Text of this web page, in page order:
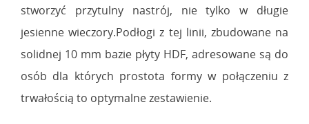
stworzyć przytulny nastrój, nie tylko w długie
jesienne wieczory.Podłogi z tej linii, zbudowane na
solidnej 10 mm bazie płyty HDF, adresowane są do
osób dla których prostota formy w połączeniu z
trwałością to optymalne zestawienie.